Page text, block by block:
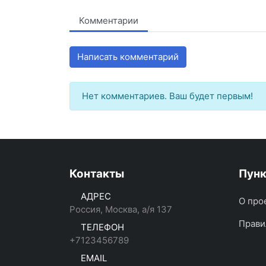
Комментарии
Написать комментарий
Нет комментариев. Ваш будет первым!
Контакты
АДРЕС
Россия, Москва, а/я 137
ТЕЛЕФОН
+7123456789
EMAIL
О